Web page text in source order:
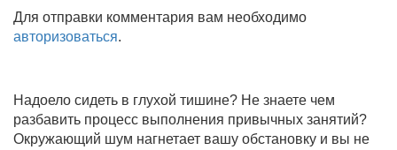
Для отправки комментария вам необходимо
авторизоваться.
Надоело сидеть в глухой тишине? Не знаете чем
разбавить процесс выполнения привычных занятий?
Окружающий шум нагнетает вашу обстановку и вы не